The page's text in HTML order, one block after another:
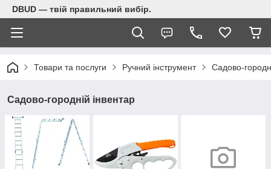
DBUD — твій правильний вибір.
Товари та послуги Ручний інструмент Садово-
Садово-городній інвентар